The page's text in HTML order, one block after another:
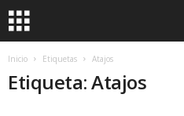
Inicio Etiquetas Atajos
Etiqueta: Atajos